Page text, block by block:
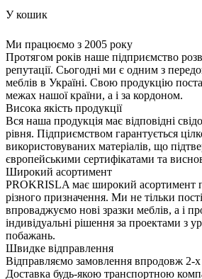
У кошик
Ми працюємо з 2005 року
Протягом років наше підприємство
репутації. Сьогодні ми є одним з
меблів в Україні. Свою продукцію
межах нашої країни, а і за кордоном.
Висока якість продукції
Вся наша продукція має відповідні
рівня. Підприємством гарантується
використовуваних матеріалів, що
європейськими сертифікатами та
Широкий асортимент
PROKRISLA має широкий асортимент
різного призначення. Ми не тільки
впроваджуємо нові зразки меблів, а і
індивідуальні рішення за проектами з
побажань.
Швидке відправлення
Відправляємо замовлення впродовж 2-х
Доставка будь-якою транспортною